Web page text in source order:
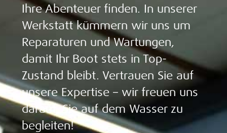
Ihre Abenteuer finden. In unserer
Werkstatt kümmern wir uns um
Reparaturen und Wartungen,
damit Ihr Boot stets in Top-
Zustand bleibt. Vertrauen Sie auf
unsere Expertise – wir freuen uns
darauf, Sie auf dem Wasser zu
begleiten!